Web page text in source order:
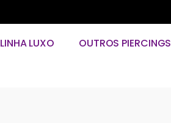
LINHA LUXO OUTROS PIERCINGS